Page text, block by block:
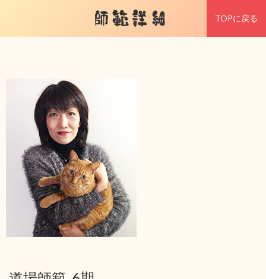
師範詳細 TOPに戻る